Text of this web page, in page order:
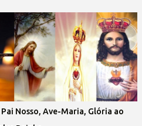
Nosso, Ave-Maria, Glória ao